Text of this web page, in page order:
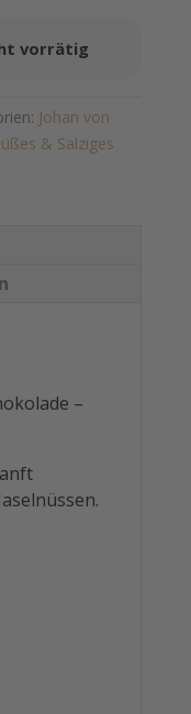
vorrätig
Johan von
& Salziges
–